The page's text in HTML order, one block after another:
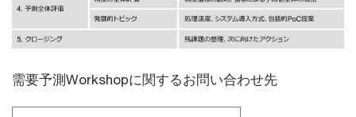
需要予測Workshopに関するお問い合わせ先